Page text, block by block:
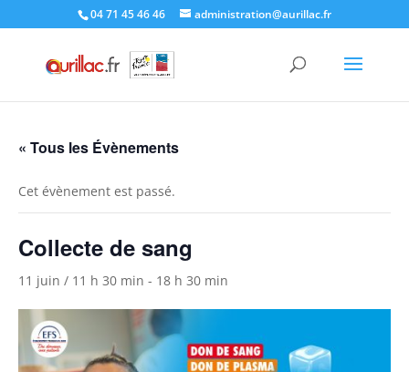
04 71 45 46 46 administration@aurillac.fr
« Tous les Évènements
Cet évènement est passé.
Collecte de sang
11 juin / 11 h 30 min - 18 h 30 min